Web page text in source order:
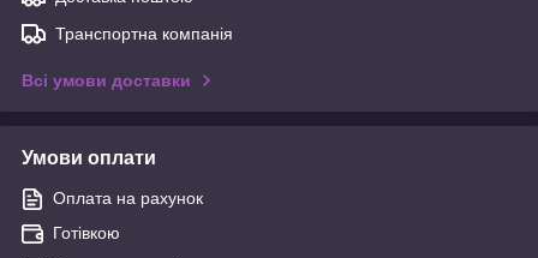
Транспортна компанія
Всі умови доставки
Умови оплати
Оплата на рахунок
Готівкою